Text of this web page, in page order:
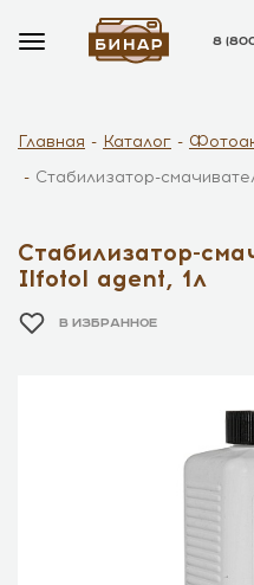
8
Главная Каталог
Стабилизатор-
Стабилизатор-
Ilfotol agent, 1л
В ИЗБРАННОЕ